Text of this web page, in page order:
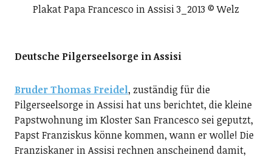
Plakat Papa Francesco in Assisi 3_2013 © Welz
Deutsche Pilgerseelsorge in Assisi
Bruder Thomas Freidel, zuständig für die
Pilgerseelsorge in Assisi hat uns berichtet, die kleine
Papstwohnung im Kloster San Francesco sei geputzt,
Papst Franziskus könne kommen, wann er wolle! Die
Franziskaner in Assisi rechnen anscheinend damit,